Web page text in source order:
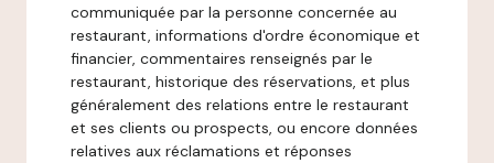
communiquée par la personne concernée au
restaurant, informations d'ordre économique et
financier, commentaires renseignés par le
restaurant, historique des réservations, et plus
généralement des relations entre le restaurant
et ses clients ou prospects, ou encore données
relatives aux réclamations et réponses